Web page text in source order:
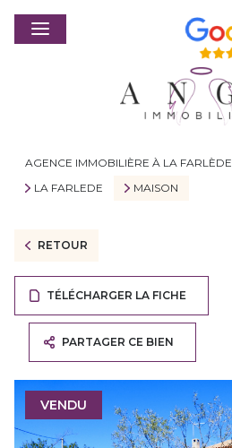
AGENCE IMMOBILIÈRE À LA FARLÈDE
LA FARLEDE
MAISON
RETOUR
TÉLÉCHARGER LA FICHE
PARTAGER CE BIEN
VENDU